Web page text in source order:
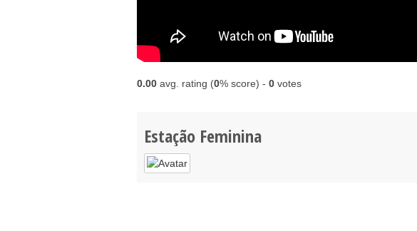
0.00 avg. rating (0% score) - 0 votes
Estação Feminina